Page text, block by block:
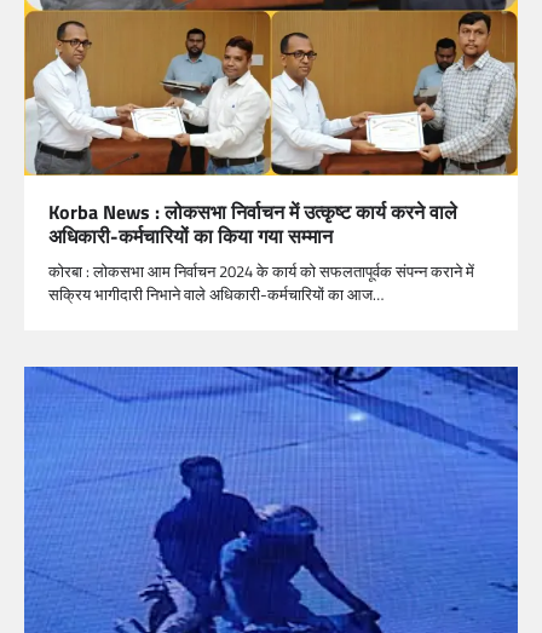
Korba News : लोकसभा निर्वाचन में उत्कृष्ट कार्य करने वाले
अधिकारी-कर्मचारियों का किया गया सम्मान
कोरबा : लोकसभा आम निर्वाचन 2024 के कार्य को सफलतापूर्वक संपन्न कराने में
सक्रिय भागीदारी निभाने वाले अधिकारी-कर्मचारियों का आज…